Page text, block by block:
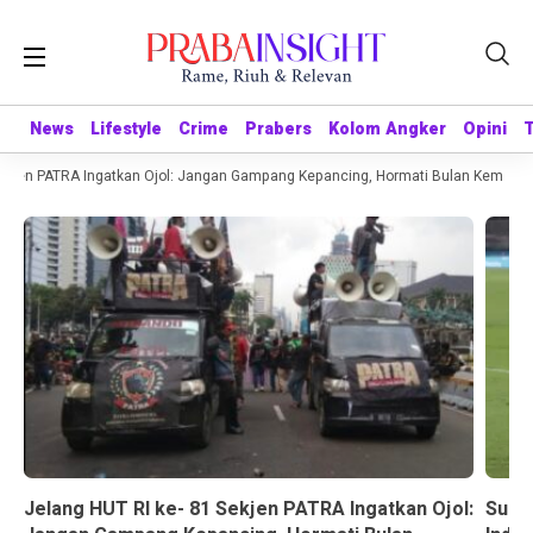
News Lifestyle Crime Prabers Kolom Angker Opini
News Lifestyle Crime Prabers Kolom Angker Opini
PATRA Ingatkan Ojol: Jangan Gampang Kepancing, Hormati Bulan
Jelang HUT RI ke- 81 Sekjen PATRA Ingatkan Ojol: